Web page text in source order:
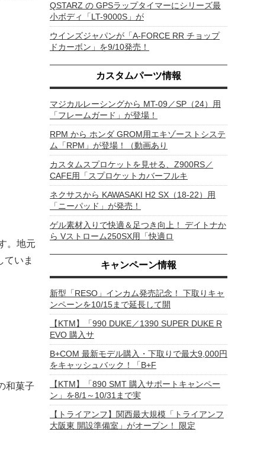
。地元
ていま
和菓子
QSTARZ の GPSラップタイマーにシリーズ最
小ボディ「LT-9000S」が
ウインズジャパンが「A-FORCE RR チョップ
ドカーボン」を9/10発売！
カスタムパーツ情報
マジカルレーシングから MT-09／SP（24）用
「フレームガード」が登場！
RPM から ホンダ GROM用エキゾーストシステ
ム「RPM」が登場！（動画あり
カスタムスプロケットを見せる、Z900RS／
CAFE用「スプロケットカバーフルキ
ネクサスから KAWASAKI H2 SX（18-22）用
「ニーパッド」が発売！
ゲル素材入りで快適＆足つき向上！ デイトナか
ら Vストローム250SX用「快適ロ
キャンペーン情報
新型「RESO」インカム発売記念！ 下取りキャ
ンペーンを10/15まで延長して開
【KTM】「990 DUKE／1390 SUPER DUKE R
EVO 購入サ
B+COM 最新モデル購入・下取りで最大9,000円
をキャッシュバック！「B+F
【KTM】「890 SMT 購入サポートキャンペー
ン」を8/1～10/31まで実
【トライアンフ】関西最大規模「トライアンフ
大阪東 開設準備室」がオープン！ 限定